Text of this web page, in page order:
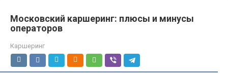
Московский каршеринг: плюсы и минусы
операторов
Каршеринг